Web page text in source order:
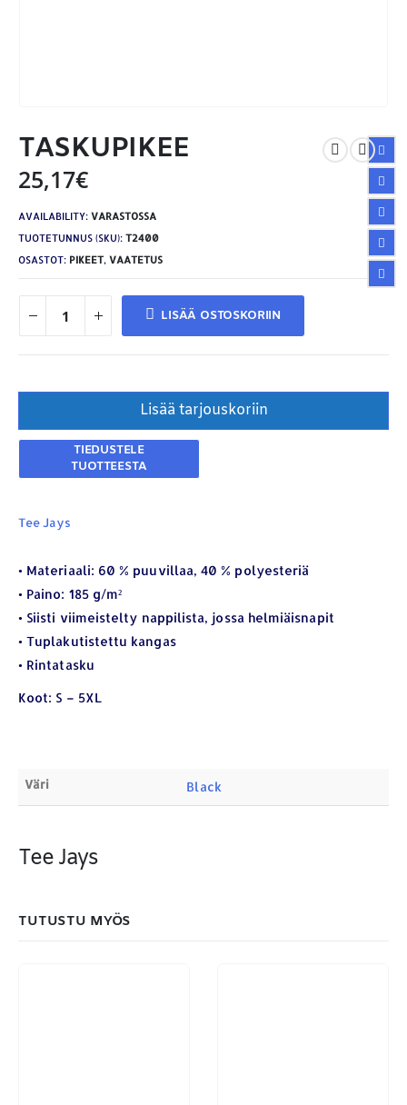
TASKUPIKEE
25,17€
AVAILABILITY: VARASTOSSA
TUOTETUNNUS (SKU): T2400
OSASTOT: PIKEET, VAATETUS
LISÄÄ OSTOSKORIIN
Lisää tarjouskoriin
Tee Jays
• Materiaali: 60 % puuvillaa, 40 % polyesteriä
• Paino: 185 g/m²
• Siisti viimeistelty nappilista, jossa helmiäisnapit
• Tuplakutistettu kangas
• Rintatasku
Koot: S – 5XL
Väri Black
Tee Jays
TUTUSTU MYÖS
YHTEYSTIEDOT
Osoite: Hikivuorenkatu 14 C 20, 33710 Tampere
Puhelin: 040-7549431
Sähköposti:
royal.yrityslahjat@gmail.com
ETSI TUOTTEITA